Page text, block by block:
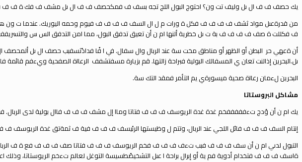
يك حصف ف ف ال ىل وليف تت ون؟ احتوج البول اللج تجه بسف ف فمكحصف ف ف ال ىل مشف ف فك ة ف ف
من قدرةعىل مواد ثشف ف ف ف ف فكل ة ورات م ل ال السف ف ف ف ف فيوم وحمه اليوريك.عندما ت ون
ف فكللت ة صف ف ف ف ف بة ت ىل خطرية ألنها ام ن أن تعيق تدفق البول، مما امن التدفق الس س
أن ةعهي حر البطن أو الظهر أو مناطق مخت سة عند الربال وال سفال.في ا فا فدادًثسفبب حصف ال ىل ألمحصف
ىل.البحرين إذالنت تعان ي المسفالك البولية فبراحة زالتها.قم بزيارة مسفتشفف الرعااة الصفحية ويءفم
البحرين لءمان رعااة صحية ميسورةييم التأمر فمقد التك سة.
مشاكل البروستاتا
يك ام ن أن ؤدج تءفففففخم غدة غدة الريوسف ف ف ف فتاتا وماا إل مشف ف ف ف فاال بولية لدى الربال.
إنتام السف ف ف ف فائل اللجيعند الربال، وتتم ل وظيستها الرئيسف ف ف ف فية فثمةتق غدة الريوسف ف ف
التبول لدىي ام ن أن سف ف ف ف فبب تءف ف ف ف فخم الريوسف ف ف ف فتاتا صف ف ف ف فع ة ف الربال. ام
ةاسف ف ف ف فتخدام أدوية فم ية أو إبرال براحة ا عىل التشخيصطسيسة التوغل لعالم تءخم الريوستاتا، وذلك